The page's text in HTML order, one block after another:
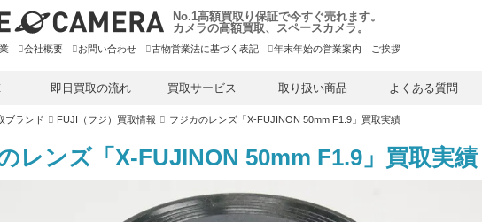
キ
No.1高額買取り保証で今すぐ売れます。
カメラの高額買取、スペースカメラ。
会社概要 お問い合わせ 古物営業法に基づく表記 年末年始の営業案内 ご挨拶
即日買取の流れ 買取サービス 取り扱い商品 よくある質問
ブランド FUJI（フジ）買取情報 フジカのレンズ「X-FUJINON 50mm F1.9」買取実績
レンズ「X-FUJINON 50mm F1.9」買取実績